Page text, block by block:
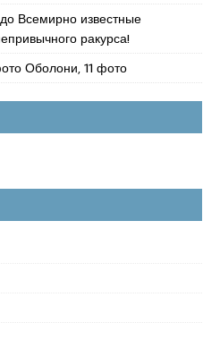
до Всемирно известные
ракурса!
Оболони, 11 фото